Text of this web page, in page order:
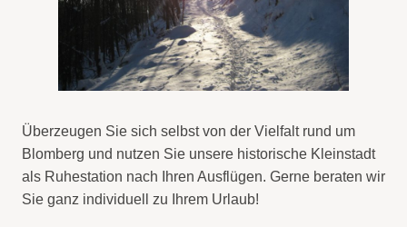
Überzeugen Sie sich selbst von der Vielfalt rund um
Blomberg und nutzen Sie unsere historische Kleinstadt
als Ruhestation nach Ihren Ausflügen. Gerne beraten wir
Sie ganz individuell zu Ihrem Urlaub!